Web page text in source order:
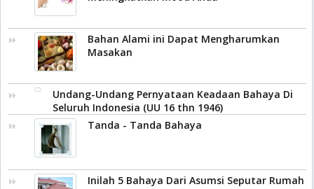
Bahan Alami ini Dapat Mengharumkan
Masakan
Undang-Undang Pernyataan Keadaan Bahaya Di
Seluruh Indonesia (UU 16 thn 1946)
Tanda - Tanda Bahaya
Inilah 5 Bahaya Dari Asumsi Seputar Rumah